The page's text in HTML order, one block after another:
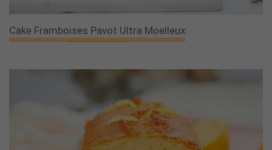
Cake Framboises Pavot Ultra Moelleux